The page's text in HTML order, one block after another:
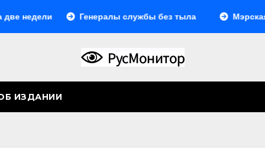
Генералы службы без тыла Мэрская
ИЗДАНИИ